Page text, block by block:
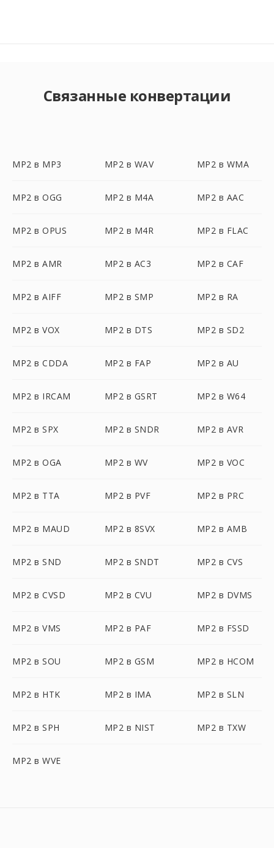
Связанные конвертации
MP2 в MP3 MP2 в WAV MP2 в WMA
MP2 в OGG MP2 в M4A MP2 в AAC
MP2 в OPUS MP2 в M4R MP2 в FLAC
MP2 в AMR MP2 в AC3 MP2 в CAF
MP2 в AIFF MP2 в SMP MP2 в RA
MP2 в VOX MP2 в DTS MP2 в SD2
MP2 в CDDA MP2 в FAP MP2 в AU
MP2 в IRCAM MP2 в GSRT MP2 в W64
MP2 в SPX MP2 в SNDR MP2 в AVR
MP2 в OGA MP2 в WV MP2 в VOC
MP2 в TTA MP2 в PVF MP2 в PRC
MP2 в MAUD MP2 в 8SVX MP2 в AMB
MP2 в SND MP2 в SNDT MP2 в CVS
MP2 в CVSD MP2 в CVU MP2 в DVMS
MP2 в VMS MP2 в PAF MP2 в FSSD
MP2 в SOU MP2 в GSM MP2 в HCOM
MP2 в HTK MP2 в IMA MP2 в SLN
MP2 в SPH MP2 в NIST MP2 в TXW
MP2 в WVE